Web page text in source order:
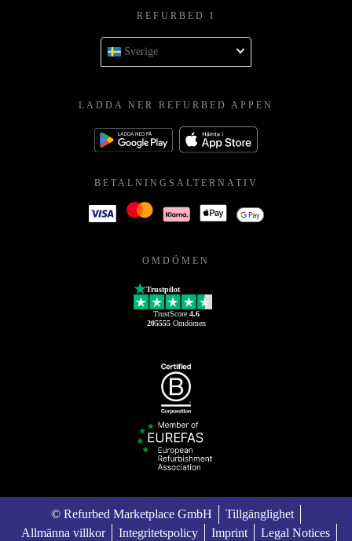
REFURBED I
Sverige
LADDA NER REFURBED APPEN
BETALNINGSALTERNATIV
OMDÖMEN
Trustpilot
TrustScore 4.6
205555Omdömen
© Refurbed Marketplace GmbH
Tillgänglighet
Allmänna villkor
Integritetspolicy Imprint Legal Notices